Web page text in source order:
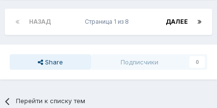
НАЗАД ДАЛЕЕ
Страница 1 из 8
Share Подписчики 0
Перейти к списку тем